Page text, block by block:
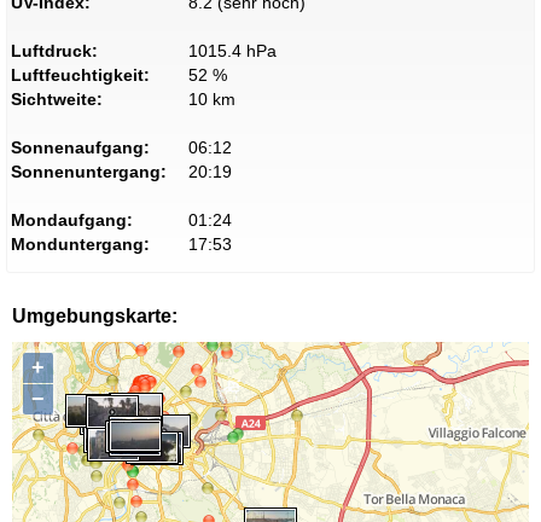
Luftdruck:
1015.4 hPa
Luftfeuchtigkeit:
52 %
Sichtweite:
10 km
Sonnenaufgang:
06:12
Sonnenuntergang:
20:19
Mondaufgang:
01:24
Monduntergang:
17:53
Umgebungskarte:
+
−